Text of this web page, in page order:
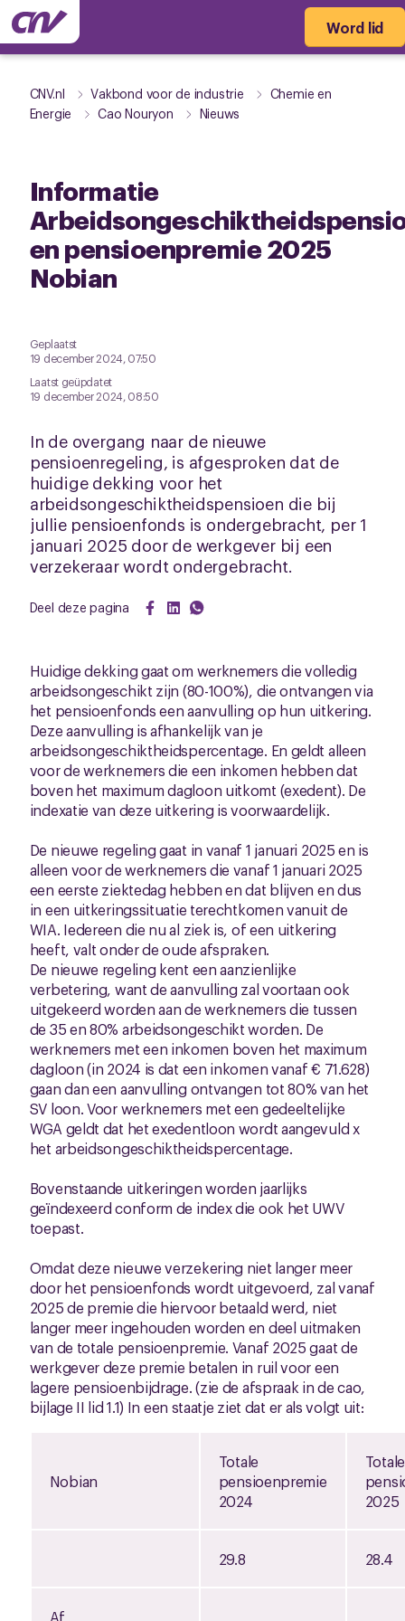
Word lid
CNV.nl Vakbond voor de industrie
Chemie en
Energie
Cao Nouryon Nieuws
Informatie
en pensioenpremie 2025
Nobian
Geplaatst
19 december 2024, 07:50
Laatst geüpdatet
19 december 2024, 08:50
In de overgang naar de nieuwe
pensioenregeling, is afgesproken dat de
huidige dekking voor het
arbeidsongeschiktheidspensioen die bij
jullie pensioenfonds is ondergebracht, per 1
januari 2025 door de werkgever bij een
verzekeraar wordt ondergebracht.
Deel deze pagina
Huidige dekking gaat om werknemers die volledig
arbeidsongeschikt zijn (80-100%), die ontvangen via
het pensioenfonds een aanvulling op hun uitkering.
Deze aanvulling is afhankelijk van je
arbeidsongeschiktheidspercentage. En geldt alleen
voor de werknemers die een inkomen hebben dat
boven het maximum dagloon uitkomt (exedent). De
indexatie van deze uitkering is voorwaardelijk.
De nieuwe regeling gaat in vanaf 1 januari 2025 en is
alleen voor de werknemers die vanaf 1 januari 2025
een eerste ziektedag hebben en dat blijven en dus
in een uitkeringssituatie terechtkomen vanuit de
WIA. Iedereen die nu al ziek is, of een uitkering
heeft, valt onder de oude afspraken.
De nieuwe regeling kent een aanzienlijke
verbetering, want de aanvulling zal voortaan ook
uitgekeerd worden aan de werknemers die tussen
de 35 en 80% arbeidsongeschikt worden. De
werknemers met een inkomen boven het maximum
dagloon (in 2024 is dat een inkomen vanaf € 71.628)
gaan dan een aanvulling ontvangen tot 80% van het
SV loon. Voor werknemers met een gedeeltelijke
WGA geldt dat het exedentloon wordt aangevuld x
het arbeidsongeschiktheidspercentage.
Bovenstaande uitkeringen worden jaarlijks
geïndexeerd conform de index die ook het UWV
toepast.
Omdat deze nieuwe verzekering niet langer meer
door het pensioenfonds wordt uitgevoerd, zal vanaf
2025 de premie die hiervoor betaald werd, niet
langer meer ingehouden worden en deel uitmaken
van de totale pensioenpremie. Vanaf 2025 gaat de
werkgever deze premie betalen in ruil voor een
lagere pensioenbijdrage. (zie de afspraak in de cao,
bijlage II lid 1.1) In een staatje ziet dat er als volgt uit:
Nobian
Totale
pensioenpremie
2024
Totale
2025
29.8 28.4
Af